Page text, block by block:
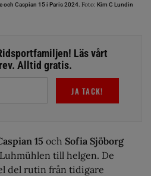
och Caspian 15 i Paris 2024. Foto: Kim C Lundin
Läs vårt
Alltid gratis.
JA TACK!
15 och Sofia Sjöborg
till helgen. De
del rutin från tidigare